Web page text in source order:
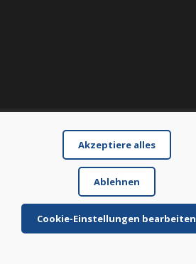
Akzeptiere alles
Ablehnen
Cookie-Einstellungen bearbeiten